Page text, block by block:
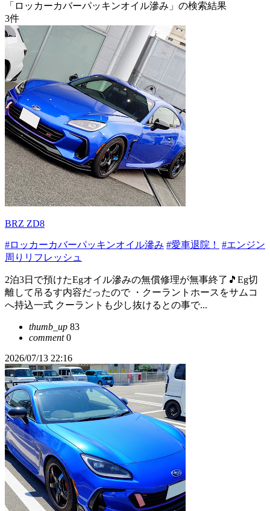
「ロッカーカバーパッキンオイル滲み」の検索結果
3件
BRZ ZD8
#ロッカーカバーパッキンオイル滲み #愛車退院！
#エンジン
周りリフレッシュ
2泊3日で預けたEgオイル滲みの無償修理が無事終了🎵Eg切
離して吊るす内容だったので ・クーラントホースをサムコ
へ持込一式 クーラントも少し抜けるとの事で...
thumb_up 83
comment0
2026/07/13 22:16